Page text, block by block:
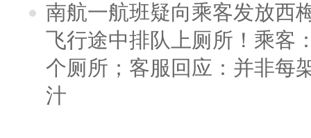
南航一航班疑向乘客发放西
飞行途中排队上厕所！乘客
个厕所；客服回应：并非每
汁